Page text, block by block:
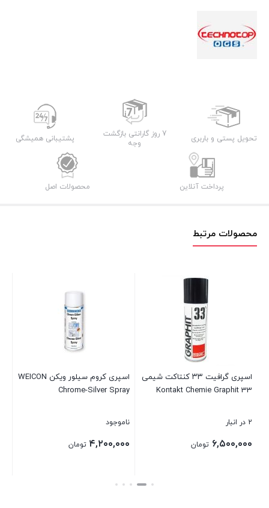
تحویل پستی و باربری
7 روز گارانتی بازگشت
وجه
پشتیبانی همیشگی
پرداخت آنلاین محصولات اصل
محصولات مرتبط
اسپری گرافیت ۳۳ کنتاکت شیمی
Kontakt Chemie Graphit 33
2 در انبار
۶,۵۰۰,۰۰۰ تومان
اسپری کروم سیلور ویکن WEICON
Chrome-Silver Spray
ناموجود
۴,۲۰۰,۰۰۰ تومان
بستن